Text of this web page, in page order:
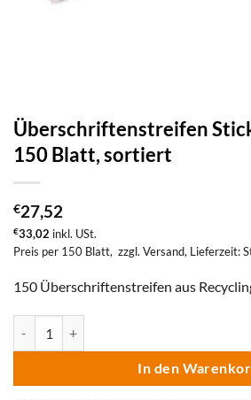
Überschriftenstreifen
150 Blatt, sortiert
€27,52
€33,02 inkl. USt.
Preis per 150 Blatt, zzgl. Versand, Lieferzeit:
150 Überschriftenstreifen aus
In den